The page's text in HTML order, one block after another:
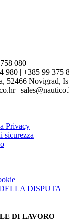
080
980 | +385 99 375
52466 Novigrad,
|
Privacy
sicurezza
DISPUTA
DI LAVORO